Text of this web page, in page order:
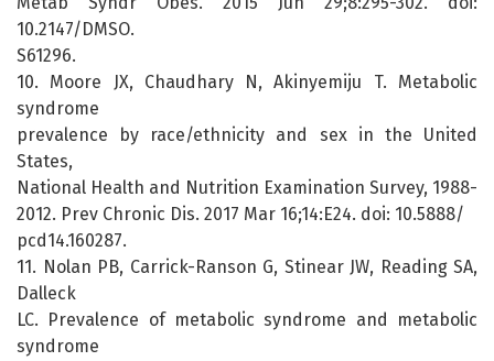
10.2147/DMSO.
S61296.
10. Moore JX, Chaudhary N, Akinyemiju T. Metabolic
syndrome
prevalence by race/ethnicity and sex in the United
States,
National Health and Nutrition Examination Survey, 1988-
2012. Prev Chronic Dis. 2017 Mar 16;14:E24. doi: 10.5888/
pcd14.160287.
11. Nolan PB, Carrick-Ranson G, Stinear JW, Reading SA,
Dalleck
LC. Prevalence of metabolic syndrome and metabolic
syndrome